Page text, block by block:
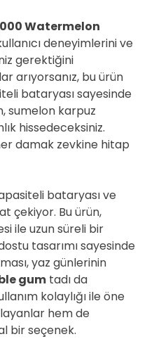
Watermelon
deneyimlerini ve
gerektiğini
arıyorsanız, bu ürün
bataryası sayesinde
sumelon karpuz
hissedeceksiniz.
damak zevkine hitap
bataryası ve
çekiyor. Bu ürün,
ile uzun süreli bir
tasarımı sayesinde
yaz günlerinin
gum tadı da
kolaylığı ile öne
hem de
bir seçenek.